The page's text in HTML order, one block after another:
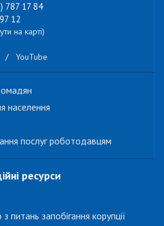
787 17 84
12
на карті)
/ YouTube
населення
послуг роботодавцям
ресурси
питань запобігання корупції